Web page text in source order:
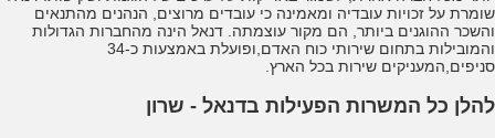
שומרת על זכויות עובדיה ומאמינה כי עובדים מרוצים, הנהנים מהתנאים
והשכר ההוגנים ביותר, הם מקור עוצמתה. דנאל הינה מהחברות הגדולות
והמובילות בתחום שירותי כוח האדם,ופועלת באמצעות כ-34
סניפים,המעניקים שירות בכל הארץ.
להלן כל המשרות הפעילות בדנאל - שרון